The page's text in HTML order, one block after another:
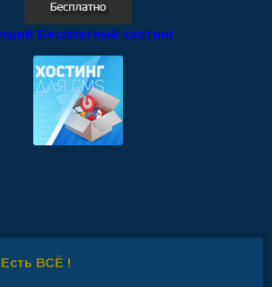
Бесплатный хостинг
ВСЁ !